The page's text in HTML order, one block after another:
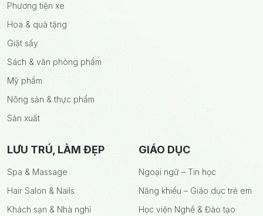
Phương tiện xe
Hoa & quà tặng
Giặt sấy
Sách & văn phòng phẩm
Mỹ phẩm
Nông sản & thực phẩm
Sản xuất
LƯU TRÚ, LÀM ĐẸP
Spa & Massage
Hair Salon & Nails
Khách sạn & Nhà nghỉ
GIÁO DỤC
Ngoại ngữ – Tin học
Năng khiếu – Giáo dục trẻ em
Học viện Nghề & Đào tạo